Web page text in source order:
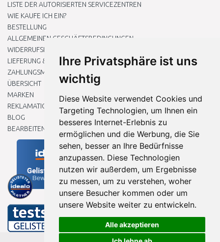
Ihre Privatsphäre ist uns
wichtig
Diese Website verwendet Cookies und
Targeting Technologien, um Ihnen ein
besseres Internet-Erlebnis zu
ermöglichen und die Werbung, die Sie
sehen, besser an Ihre Bedürfnisse
anzupassen. Diese Technologien
nutzen wir außerdem, um Ergebnisse
zu messen, um zu verstehen, woher
unsere Besucher kommen oder um
unsere Website weiter zu entwickeln.
Alle akzeptieren
LISTE DER AUTORISIERTEN SERVICEZENTREN
WIE KAUFE ICH EIN?
BESTELLUNG
ALLGEMEINEN GESCHÄFTSBEDINGUNGEN
WIDERRUFSRECHT
LIEFERUNG & ZAHLUNG
ZAHLUNGSMETHODEN
ÜBERSICHT
MARKEN
REKLAMATIONEN UND RETOUREN
BLOG
BEARBEITEN SIE MEINE COOKIE-EINSTELLUNGEN